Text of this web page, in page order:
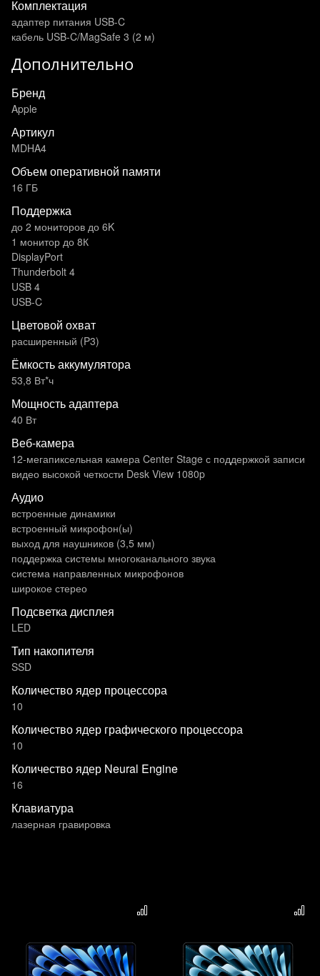
Комплектация
адаптер питания USB-C
кабель USB-C/MagSafe 3 (2 м)
Дополнительно
Бренд
Apple
Артикул
MDHA4
Объем оперативной памяти
16 ГБ
Поддержка
до 2 мониторов до 6K
1 монитор до 8К
DisplayPort
Thunderbolt 4
USB 4
USB-C
Цветовой охват
расширенный (P3)
Ёмкость аккумулятора
53,8 Вт*ч
Мощность адаптера
40 Вт
Веб-камера
12-мегапиксельная камера Center Stage с поддержкой записи
видео высокой четкости Desk View 1080p
Аудио
встроенные динамики
встроенный микрофон(ы)
выход для наушников (3,5 мм)
поддержка системы многоканального звука
система направленных микрофонов
широкое стерео
Подсветка дисплея
LED
Тип накопителя
SSD
Количество ядер процессора
10
Количество ядер графического процессора
10
Количество ядер Neural Engine
16
Клавиатура
лазерная гравировка